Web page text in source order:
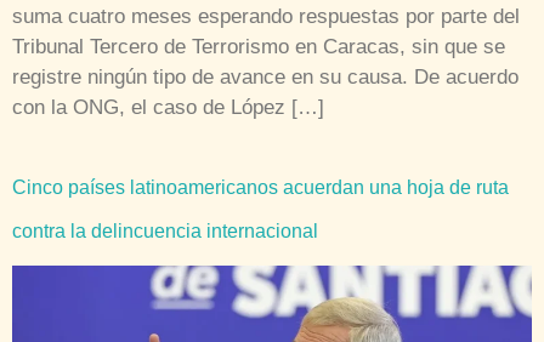
suma cuatro meses esperando respuestas por parte del
Tribunal Tercero de Terrorismo en Caracas, sin que se
registre ningún tipo de avance en su causa. De acuerdo
con la ONG, el caso de López […]
Cinco países latinoamericanos acuerdan una hoja de ruta
contra la delincuencia internacional